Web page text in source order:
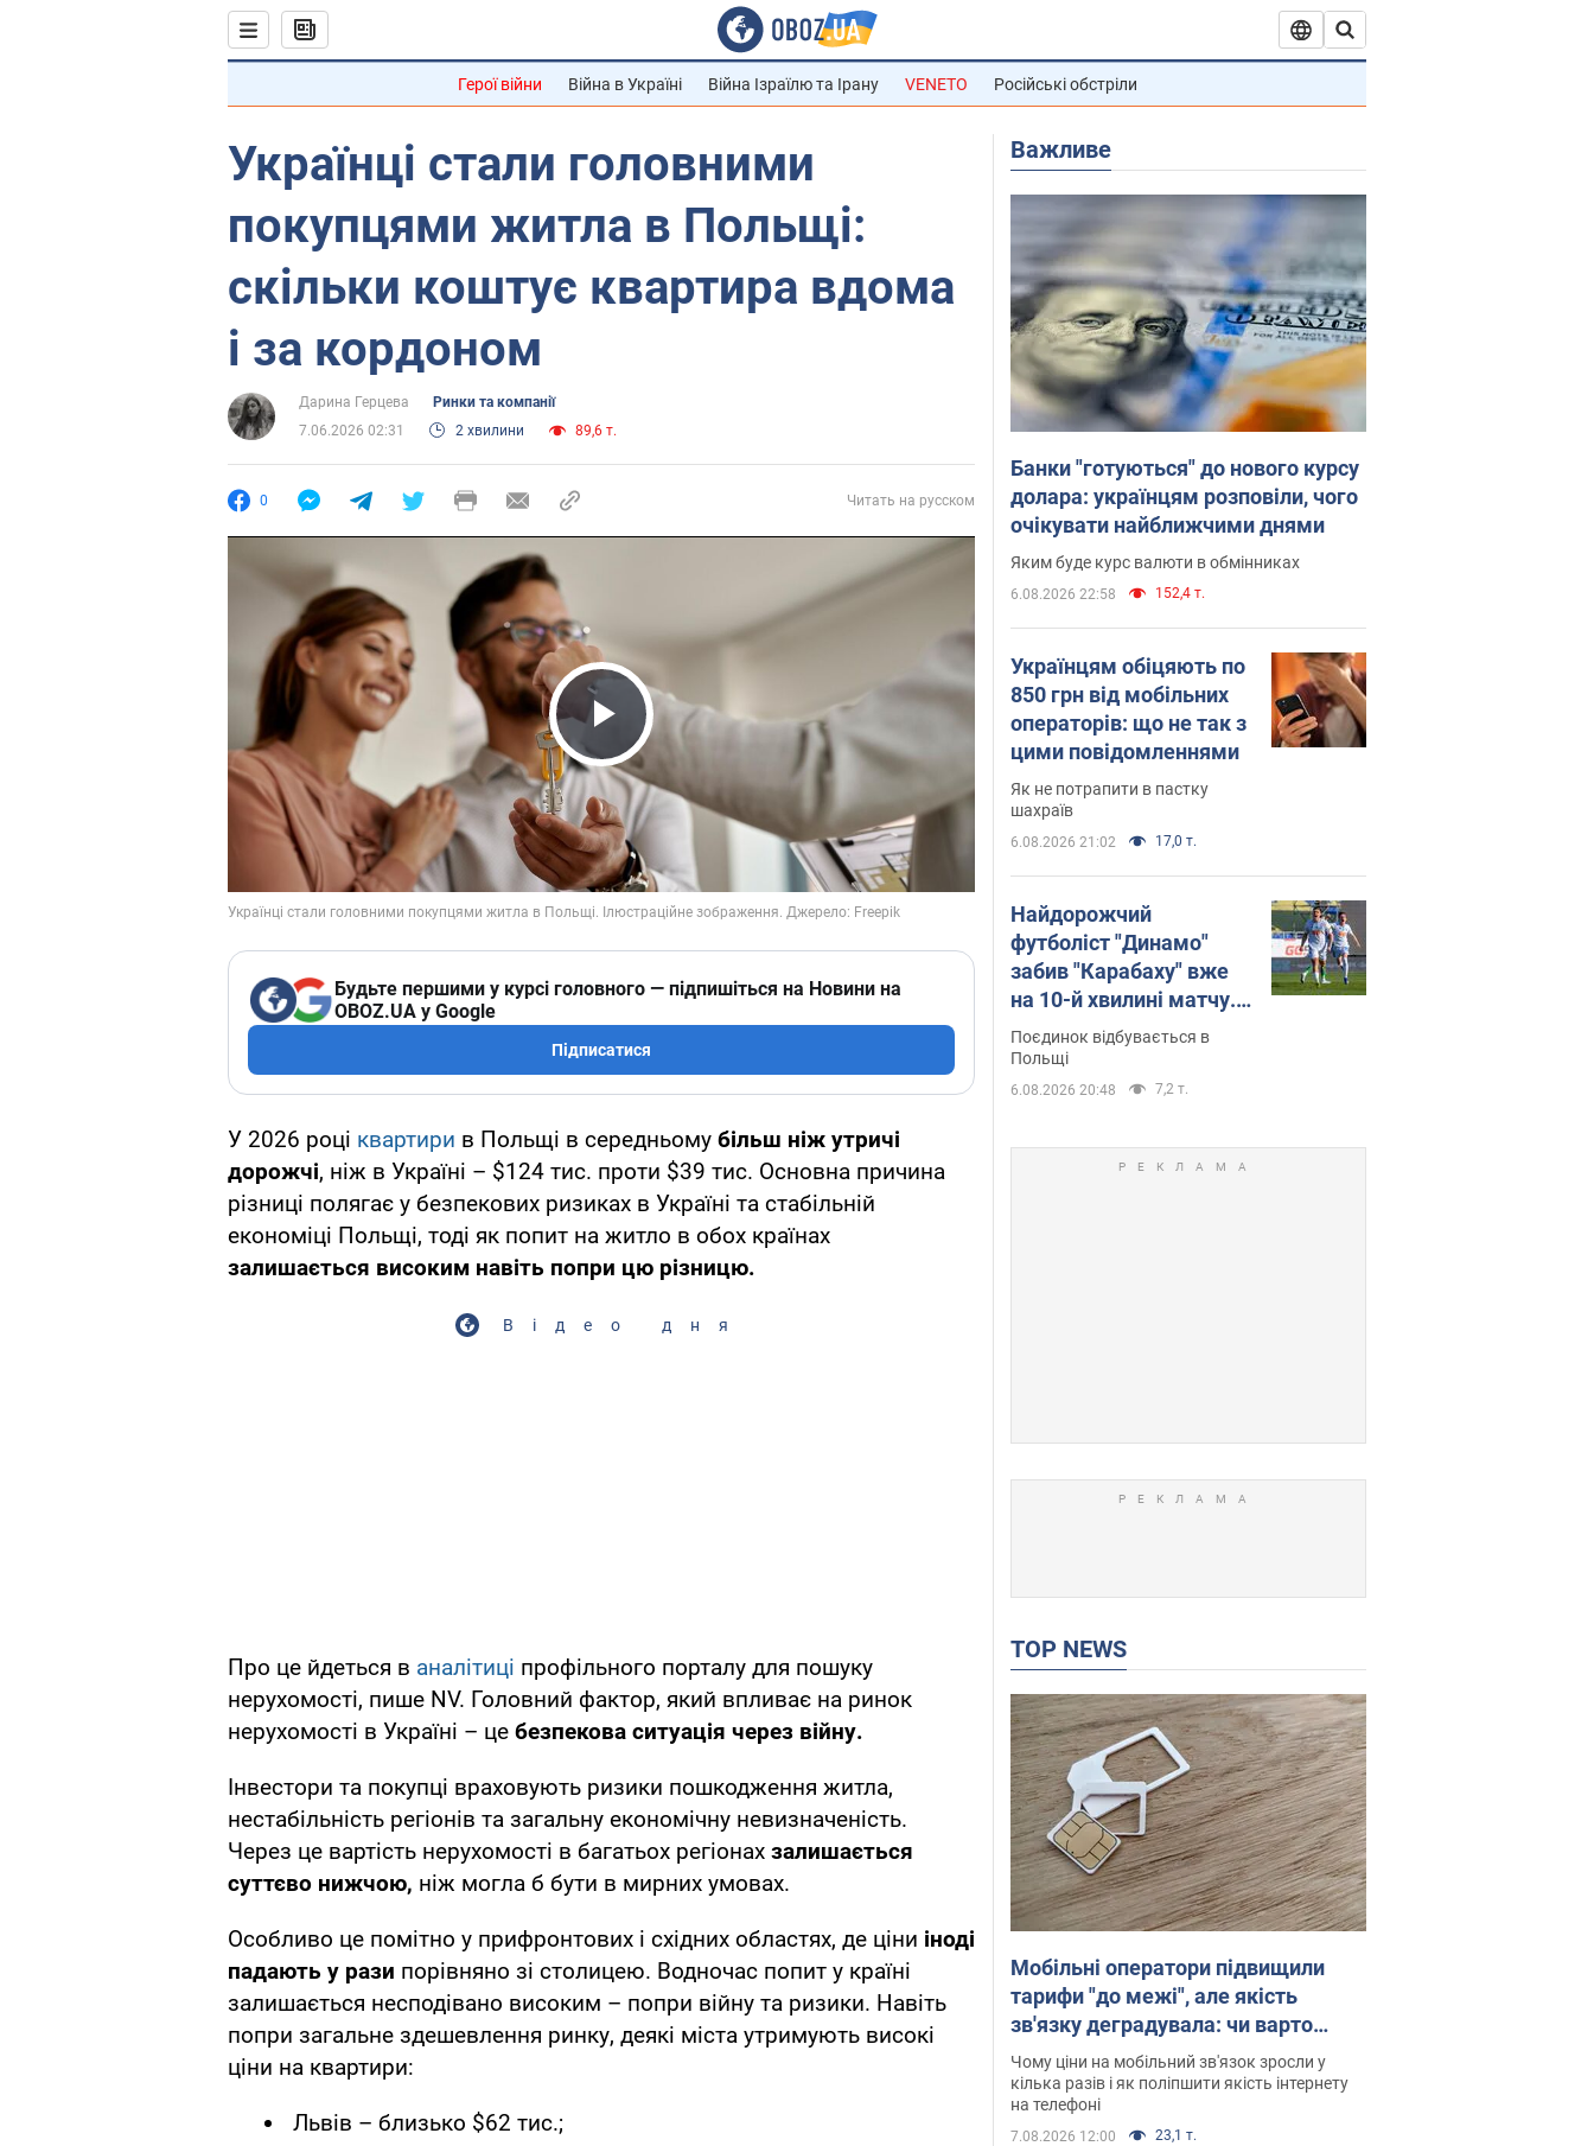
Герої війни Війна в Україні Війна Ізраїлю та Ірану VENETO Російські обстріли
Українці стали головними
покупцями житла в Польщі:
скільки коштує квартира вдома
і за кордоном
Дарина Герцева
Ринки та компанії
7.06.2026 02:31
2 хвилини 89,6 т.
0 Читать на русском
Play Video
Будьте першими у курсі головного — підпишіться на Новини на
OBOZ.UA у Google
Підписатися
У 2026 році квартири в Польщі в середньому більш ніж утричі
дорожчі, ніж в Україні – $124 тис. проти $39 тис. Основна причина
різниці полягає у безпекових ризиках в Україні та стабільній
економіці Польщі, тоді як попит на житло в обох країнах
залишається високим навіть попри цю різницю.
Відео дня
Про це йдеться в аналітиці профільного порталу для пошуку
нерухомості, пише NV. Головний фактор, який впливає на ринок
нерухомості в Україні – це безпекова ситуація через війну.
Інвестори та покупці враховують ризики пошкодження житла,
нестабільність регіонів та загальну економічну невизначеність.
Через це вартість нерухомості в багатьох регіонах залишається
суттєво нижчою, ніж могла б бути в мирних умовах.
Особливо це помітно у прифронтових і східних областях, де ціни іноді
падають у рази порівняно зі столицею. Водночас попит у країні
залишається несподівано високим – попри війну та ризики. Навіть
попри загальне здешевлення ринку, деякі міста утримують високі
ціни на квартири:
Львів – близько $62 тис.;
Важливе
Банки "готуються" до нового курсу
долара: українцям розповіли, чого
очікувати найближчими днями
Яким буде курс валюти в обмінниках
6.08.2026 22:58 152,4 т.
Українцям обіцяють по
850 грн від мобільних
операторів: що не так з
цими повідомленнями
Як не потрапити в пастку
шахраїв
6.08.2026 21:02 17,0 т.
Найдорожчий
футболіст "Динамо"
забив "Карабаху" вже
на 10-й хвилині матчу.
Відео
Поєдинок відбувається в
Польщі
6.08.2026 20:48 7,2 т.
TOP NEWS
Мобільні оператори підвищили
тарифи "до межі", але якість
зв'язку деградувала: чи варто
скаржитись на ціни
Чому ціни на мобільний зв'язок зросли у
кілька разів і як поліпшити якість інтернету
на телефоні
7.08.2026 12:00 23,1 т.